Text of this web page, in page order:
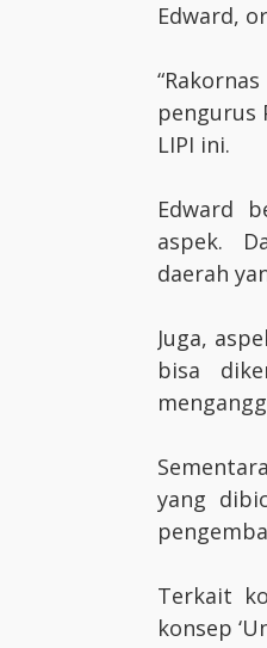
Edward,
pengurus
LIPI ini.
Edward
aspek.
daerah
Juga,
bisa
yang
Terkait
konsep